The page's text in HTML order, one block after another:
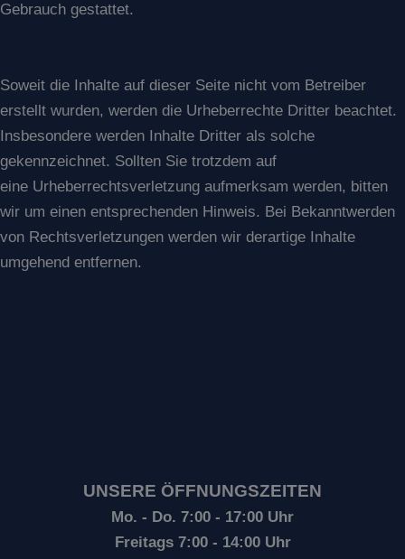
Gebrauch gestattet.
Soweit die Inhalte auf dieser Seite nicht vom Betreiber
erstellt wurden, werden die Urheberrechte Dritter beachtet.
Insbesondere werden Inhalte Dritter als solche
gekennzeichnet. Sollten Sie trotzdem auf
eine Urheberrechtsverletzung aufmerksam werden, bitten
wir um einen entsprechenden Hinweis. Bei Bekanntwerden
von Rechtsverletzungen werden wir derartige Inhalte
umgehend entfernen.
UNSERE ÖFFNUNGSZEITEN
Mo. - Do. 7:00 - 17:00 Uhr
Freitags 7:00 - 14:00 Uhr